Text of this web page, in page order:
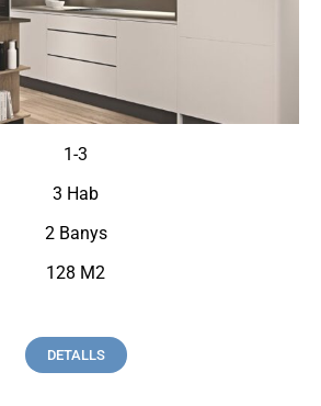
1-3
3 Hab
2 Banys
128 M2
DETALLS